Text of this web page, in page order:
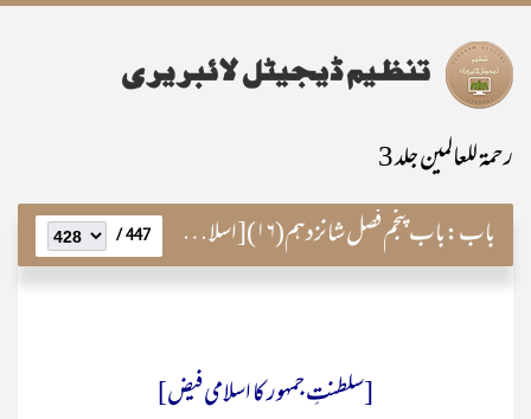
رحمۃ للعالمین جلد 3
باب:باب پنجم فصل شانزدہم(۱۶)[اسلام کی فیض رسانی] 447 /
[سلطنتِ جمہور کا اسلامی فیض]